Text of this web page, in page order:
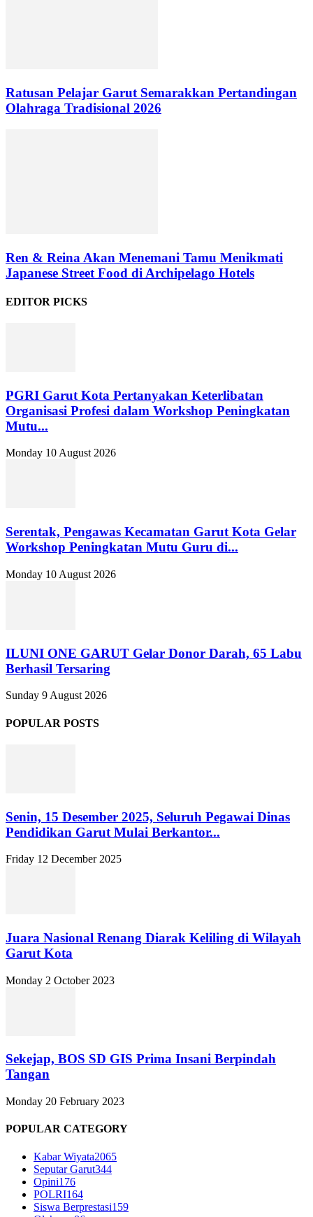
Ratusan Pelajar Garut Semarakkan Pertandingan
Olahraga Tradisional 2026
Ren & Reina Akan Menemani Tamu Menikmati
Japanese Street Food di Archipelago Hotels
EDITOR PICKS
PGRI Garut Kota Pertanyakan Keterlibatan
Organisasi Profesi dalam Workshop Peningkatan
Mutu...
Monday 10 August 2026
Serentak, Pengawas Kecamatan Garut Kota Gelar
Workshop Peningkatan Mutu Guru di...
Monday 10 August 2026
ILUNI ONE GARUT Gelar Donor Darah, 65 Labu
Berhasil Tersaring
Sunday 9 August 2026
POPULAR POSTS
Senin, 15 Desember 2025, Seluruh Pegawai Dinas
Pendidikan Garut Mulai Berkantor...
Friday 12 December 2025
Juara Nasional Renang Diarak Keliling di Wilayah
Garut Kota
Monday 2 October 2023
Sekejap, BOS SD GIS Prima Insani Berpindah
Tangan
Monday 20 February 2023
POPULAR CATEGORY
Kabar Wiyata2065
Seputar Garut344
Opini176
POLRI164
Siswa Berprestasi159